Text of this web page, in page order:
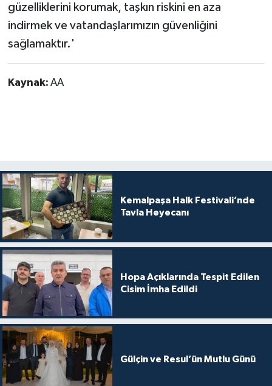
güzelliklerini korumak, taşkın riskini en aza
indirmek ve vatandaşlarımızın güvenliğini
sağlamaktır.'
Kaynak: AA
Kemalpaşa Halk Festivali’nde
Tavla Heyecanı
Hopa Açıklarında Tespit Edilen
Cisim İmha Edildi
Gülçin ve Resul’ün Mutlu Günü